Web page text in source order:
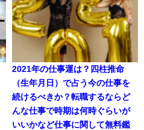
2021年の仕事運は？四柱推命
（生年月日）で占う今の仕事を
続けるべきか？転職するならど
んな仕事で時期は何時ぐらいが
いいかなど仕事に関して無料鑑